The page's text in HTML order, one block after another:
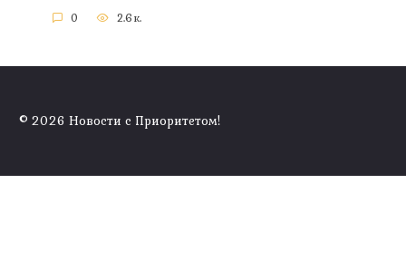
0 2.6к.
© 2026 Новости с Приоритетом!